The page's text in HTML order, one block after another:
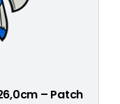
– Patch